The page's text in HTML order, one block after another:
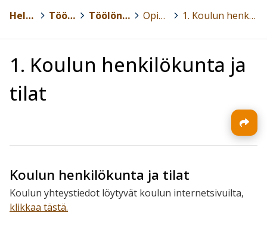
Helsinki > Töölön yhteiskoulu > Töölön yhteiskoulun aikuislukio> Opinto-opas > 1. Koulun henkilökunta ja tilat
1. Koulun henkilökunta ja
tilat
Koulun henkilökunta ja tilat
Koulun yhteystiedot löytyvät koulun internetsivuilta,
klikkaa tästä.